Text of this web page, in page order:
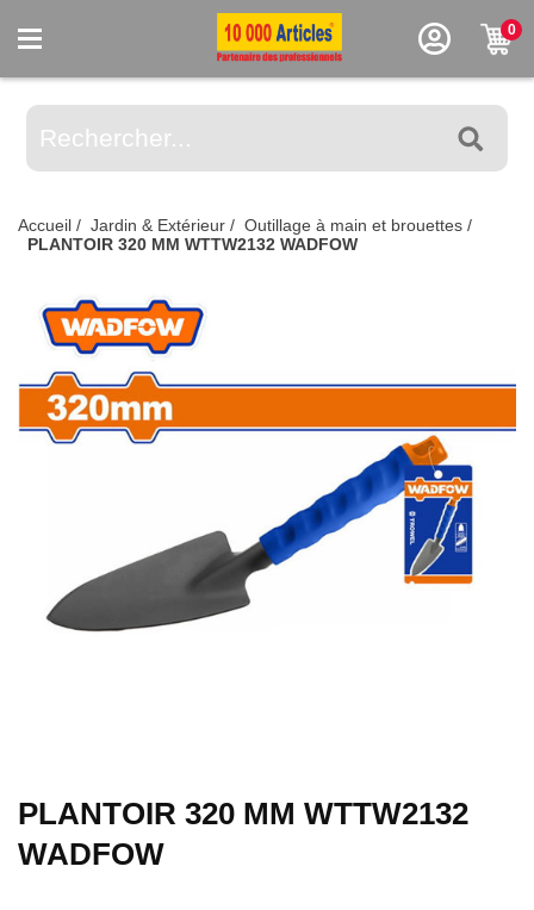
0
Accueil / Jardin & Extérieur / Outillage à main et brouettes /
PLANTOIR 320 MM WTTW2132 WADFOW
PLANTOIR 320 MM WTTW2132
WADFOW